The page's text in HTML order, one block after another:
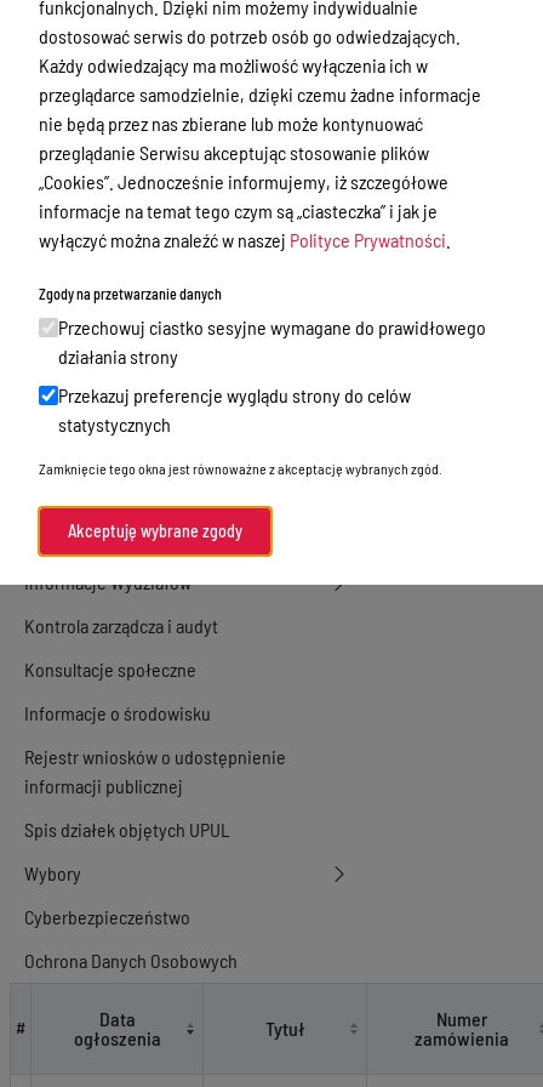
Zamówienia publiczne
Akty prawne
Informacje, konkursy, ogłoszenia
Plan postępowań o udzielenie
zamówień publicznych
Nieodpłatna Pomoc Prawna w Powiecie
Gołdapskim
Wykazy danych o dokumentach
zawierających informacje o środowisku
Organizacje pozarządowe
Informacje Wydziałów
Kontrola zarządcza i audyt
Konsultacje społeczne
Informacje o środowisku
Rejestr wniosków o udostępnienie
informacji publicznej
Spis działek objętych UPUL
Wybory
Cyberbezpieczeństwo
Ochrona Danych Osobowych
#
Data
ogłoszenia
Tytuł
Numer
zamówienia
funkcjonalnych. Dzięki nim możemy indywidualnie
dostosować serwis do potrzeb osób go odwiedzających.
Każdy odwiedzający ma możliwość wyłączenia ich w
przeglądarce samodzielnie, dzięki czemu żadne informacje
nie będą przez nas zbierane lub może kontynuować
przeglądanie Serwisu akceptując stosowanie plików
„Cookies”. Jednocześnie informujemy, iż szczegółowe
informacje na temat tego czym są „ciasteczka” i jak je
wyłączyć można znaleźć w naszej Polityce Prywatności
Zgody na przetwarzanie danych
Przechowuj ciastko sesyjne wymagane do prawidłowego
działania strony
Przekazuj preferencje wyglądu strony do celów
statystycznych
Zamknięcie tego okna jest równoważne z akceptację wybranych zgód.
Akceptuję wybrane zgody